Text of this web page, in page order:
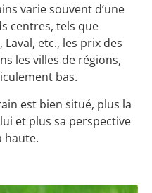
varie souvent d’une
centres, tels que
etc., les prix des
les villes de régions,
bas.
est bien situé, plus la
et plus sa perspective
haute.